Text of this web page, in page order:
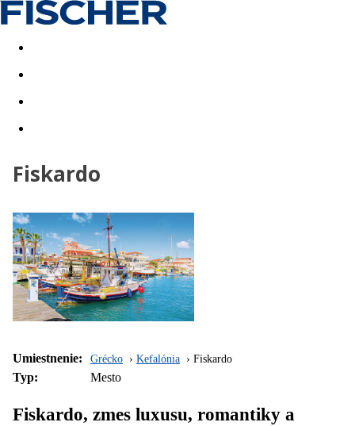
Last minute Dovolenkové kluby
Fiskardo
Umiestnenie: Grécko Kefalónia Fiskardo
Typ: Mesto
Fiskardo, zmes luxusu, romantiky a